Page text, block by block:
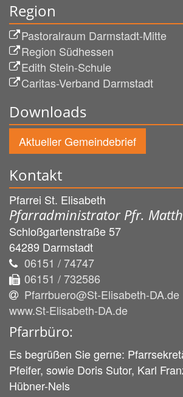
Region
Pastoralraum Darmstadt-Mitte
Region Südhessen
Edith Stein-Schule
Caritas-Verband Darmstadt
Downloads
Aktueller Gemeindebrief
Kontakt
Pfarrei St. Elisabeth
Pfarradministrator Pfr.
Schloßgartenstraße 57
64289 Darmstadt
06151 / 74747
06151 / 732586
Pfarrbuero@St-Elisabeth-DA.de
www.St-Elisabeth-DA.de
Pfarrbüro:
Es begrüßen Sie gerne:
Pfeifer, sowie Doris Sutor, Karl
Hübner-Nels